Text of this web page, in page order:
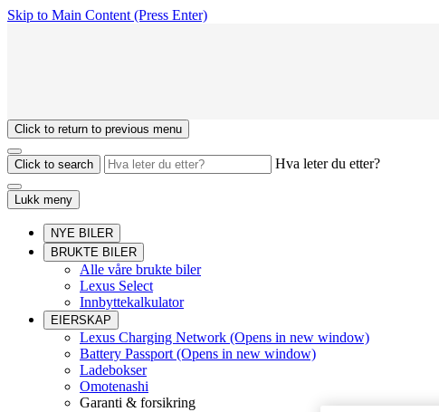
Skip to Main Content (Press Enter)
Click to return to previous menu
Click to search Hva leter du etter?
Lukk meny
NYE BILER
BRUKTE BILER
Alle våre brukte biler
Lexus Select
Innbyttekalkulator
EIERSKAP
Lexus Charging Network (Opens in new window)
Battery Passport (Opens in new window)
Ladebokser
Omotenashi
Garanti & forsikring